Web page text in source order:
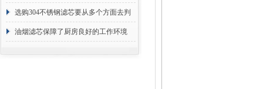
选购304不锈钢滤芯要从多个方面去判
断
油烟滤芯保障了厨房良好的工作环境